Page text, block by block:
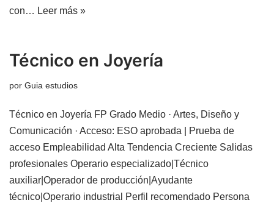
con… Leer más »
Técnico en Joyería
por Guia estudios
Técnico en Joyería FP Grado Medio · Artes, Diseño y
Comunicación · Acceso: ESO aprobada | Prueba de
acceso Empleabilidad Alta Tendencia Creciente Salidas
profesionales Operario especializado|Técnico
auxiliar|Operador de producción|Ayudante
técnico|Operario industrial Perfil recomendado Persona